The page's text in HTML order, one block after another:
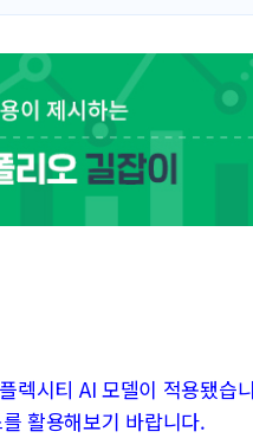
렉시티 AI 모델이 적용됐습
활용해보기 바랍니다.